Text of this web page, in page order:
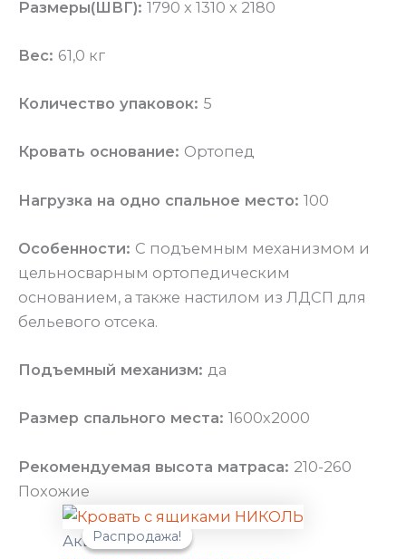
Размеры(ШВГ): 1790 x 1310 x 2180
Вес: 61,0 кг
Количество упаковок: 5
Кровать основание: Ортопед
Нагрузка на одно спальное место: 100
Особенности: С подъемным механизмом и
цельносварным ортопедическим
основанием, а также настилом из ЛДСП для
бельевого отсека.
Подъемный механизм: да
Размер спального места: 1600х2000
Рекомендуемая высота матраса: 210-260
Похожие
Распродажа!
Распродажа!
Акции
Первоначальная
цена
Текущая
цена: